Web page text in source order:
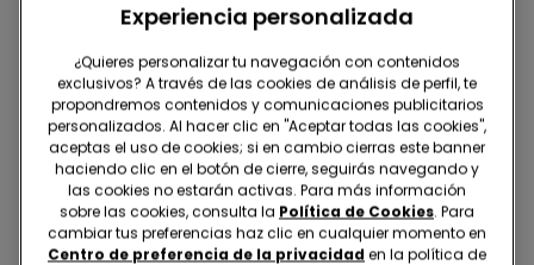
Sujetador Bandeau
Escotado con Relleno de
Microfibra Reciclada
17,99 €
Pantalón Acampanado de
Tela Elástica
10,00 €
19,99 € -50%
Experiencia personalizada
¿Quieres personalizar tu navegación con contenidos
exclusivos? A través de las cookies de análisis de perfil, te
propondremos contenidos y comunicaciones publicitarios
personalizados. Al hacer clic en "Aceptar todas las cookies",
aceptas el uso de cookies; si en cambio cierras este banner
haciendo clic en el botón de cierre, seguirás navegando y
las cookies no estarán activas. Para más información
sobre las cookies, consulta la Política de Cookies. Para
cambiar tus preferencias haz clic en cualquier momento en
Centro de preferencia de la privacidad en la política de